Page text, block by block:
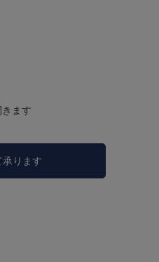
ます
ります